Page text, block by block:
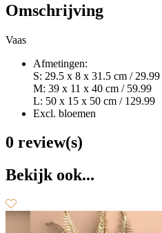
Omschrijving
Vaas
Afmetingen:
S: 29.5 x 8 x 31.5 cm / 29.99
M: 39 x 11 x 40 cm / 59.99
L: 50 x 15 x 50 cm / 129.99
Excl. bloemen
0 review(s)
Bekijk ook...